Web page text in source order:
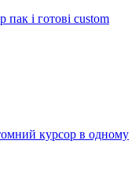
і готові custom
курсор в одному